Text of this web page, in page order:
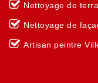
Nettoyage de
Nettoyage de
Artisan peintre